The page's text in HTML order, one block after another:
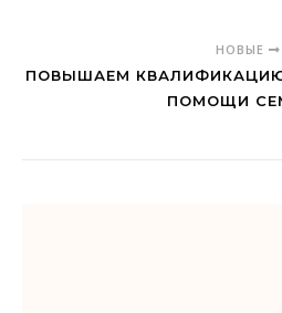
НОВЫЕ
ПОВЫШАЕМ
ПОМОЩИ